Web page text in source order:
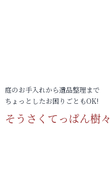
庭のお手入れから遺品整理まで
ちょっとしたお困りごともOK!
そうさくてっぱん樹々